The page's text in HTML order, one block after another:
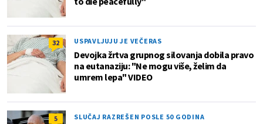
32 USPAVLJUJU JE VEČERAS
Devojka žrtva grupnog silovanja dobila pravo
na eutanaziju: "Ne mogu više, želim da
umrem lepa" VIDEO
5 SLUČAJ RAZREŠEN POSLE 50 GODINA